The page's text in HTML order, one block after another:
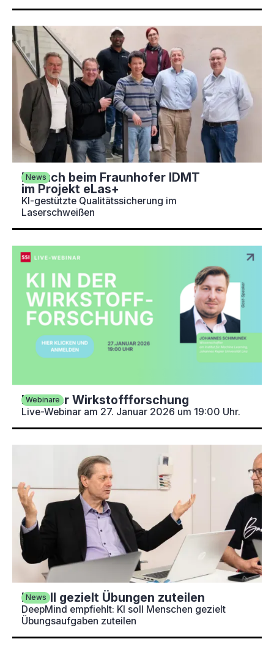
Besuch beim Fraunhofer IDMT
im Projekt eLas+
KI-gestützte Qualitätssicherung im
Laserschweißen
News
KI in der Wirkstoffforschung
Live-Webinar am 27. Januar 2026 um 19:00 Uhr.
Webinare
KI soll gezielt Übungen zuteilen
DeepMind empfiehlt: KI soll Menschen gezielt
Übungsaufgaben zuteilen
News